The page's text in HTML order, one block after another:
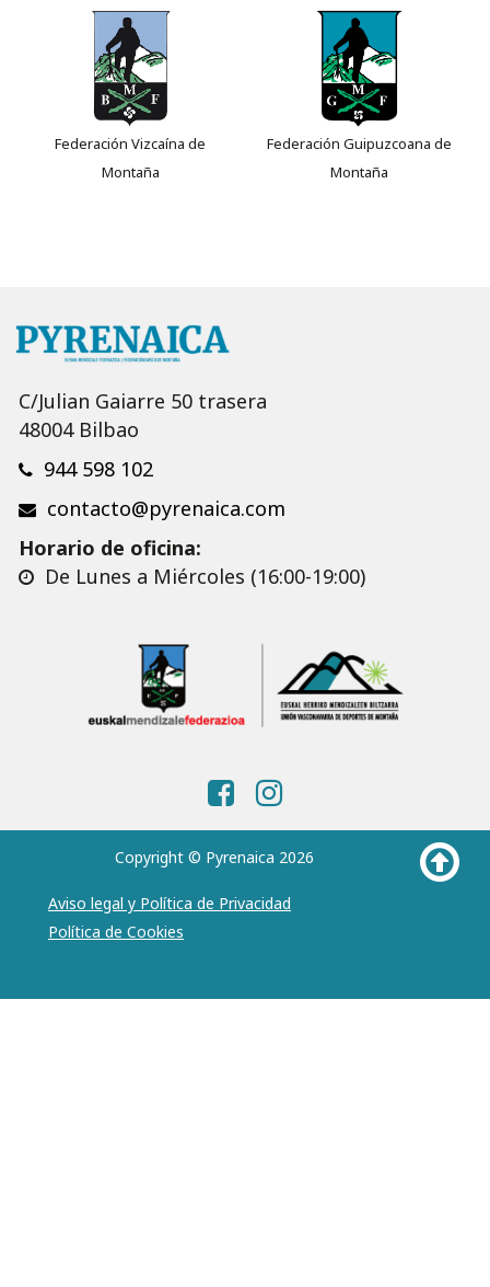
Federación Vizcaína de
Montaña
Federación Guipuzcoana de
Montaña
C/Julian Gaiarre 50 trasera
48004 Bilbao
944 598 102
contacto@pyrenaica.com
Horario de oficina:
De Lunes a Miércoles (16:00-19:00)
Copyright © Pyrenaica 2026
Aviso legal y Política de Privacidad
Política de Cookies